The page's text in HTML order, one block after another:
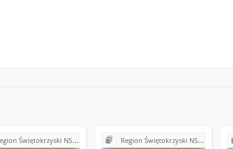
Świętokrzyski NSZZ "Solidarność". Delegatura Starachowice Region Świętokrzyski NSZZ "Solidarność". Delegatura Starachowice